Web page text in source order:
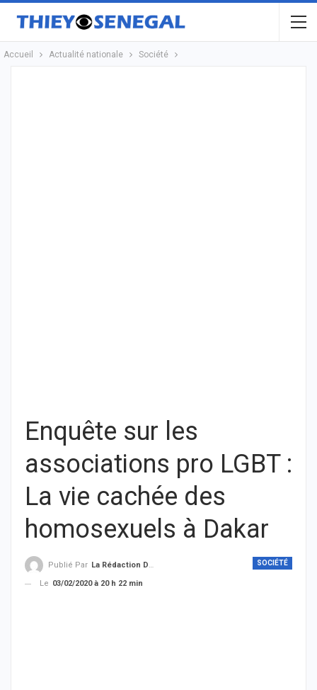
Accueil Actualité nationale Société
Enquête sur les
associations pro LGBT :
La vie cachée des
homosexuels à Dakar
SOCIÉTÉ
Publié Par La Rédaction De THIEYSENEGAL.com
Le 03/02/2020 à 20 h 22 min